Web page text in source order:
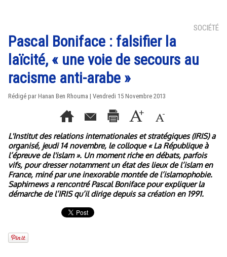
SOCIÉTÉ
Pascal Boniface : falsifier la
laïcité, « une voie de secours au
racisme anti-arabe »
Rédigé par Hanan Ben Rhouma | Vendredi 15 Novembre 2013
L'Institut des relations internationales et stratégiques (IRIS) a
organisé, jeudi 14 novembre, le colloque « La République à
l’épreuve de l'islam ». Un moment riche en débats, parfois
vifs, pour dresser notamment un état des lieux de l’islam en
France, miné par une inexorable montée de l’islamophobie.
Saphirnews a rencontré Pascal Boniface pour expliquer la
démarche de l’IRIS qu’il dirige depuis sa création en 1991.